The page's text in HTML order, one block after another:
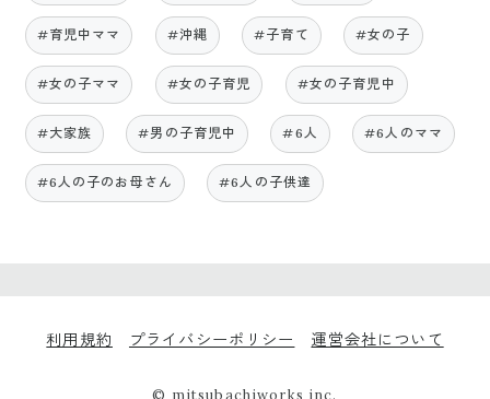
#育児中ママ #沖縄 #子育て #女の子
#女の子ママ #女の子育児 #女の子育児中
#大家族 #男の子育児中 #6人 #6人のママ
#6人の子のお母さん #6人の子供達
利用規約 プライバシーポリシー 運営会社について
© mitsubachiworks inc.